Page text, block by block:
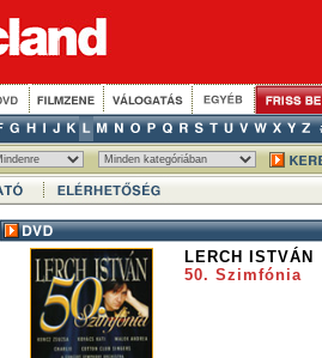
LERCH ISTVÁN
50. Szimfónia